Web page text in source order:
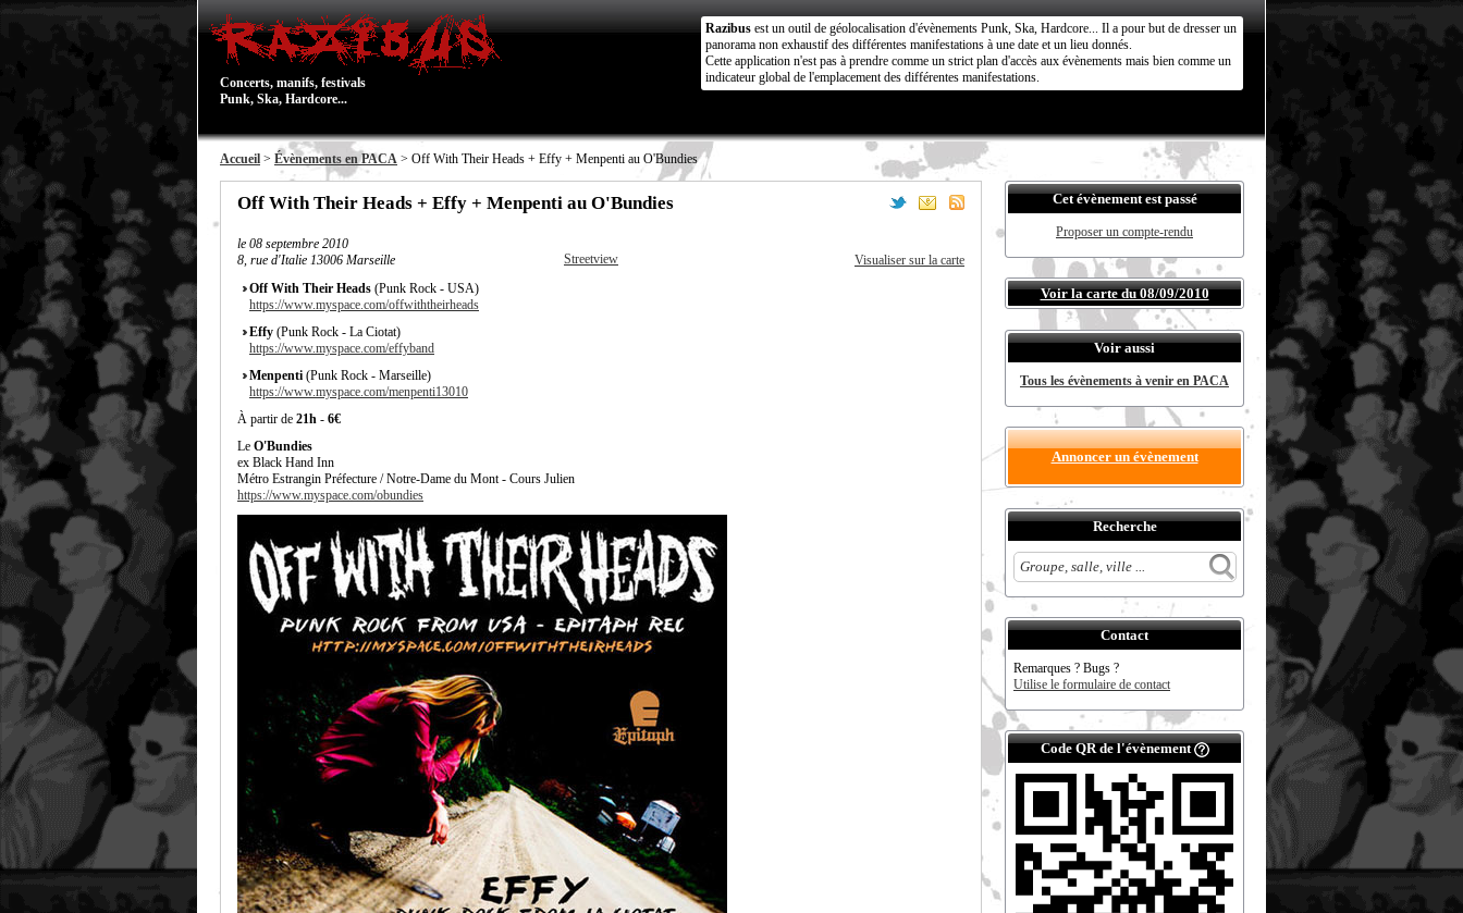
Concerts, manifs, festivals
Punk, Ska, Hardcore...
Razibus est un outil de géolocalisation d'évènements Punk, Ska, Hardcore... Il a pour but de dresser un
panorama non exhaustif des différentes manifestations à une date et un lieu donnés.
Cette application n'est pas à prendre comme un strict plan d'accès aux évènements mais bien comme un
indicateur global de l'emplacement des différentes manifestations.
Accueil > Évènements en PACA > Off With Their Heads + Effy + Menpenti au O'Bundies
Off With Their Heads + Effy + Menpenti au O'Bundies
le 08 septembre 2010
8, rue d'Italie 13006 Marseille
Streetview
Visualiser sur la carte
Off With Their Heads (Punk Rock - USA)
https://www.myspace.com/offwiththeirheads
Effy (Punk Rock - La Ciotat)
https://www.myspace.com/effyband
Menpenti (Punk Rock - Marseille)
https://www.myspace.com/menpenti13010
À partir de 21h - 6€
Le O'Bundies
ex Black Hand Inn
Métro Estrangin Préfecture / Notre-Dame du Mont - Cours Julien
https://www.myspace.com/obundies
Cet évènement est passé
Proposer un compte-rendu
Voir la carte du 08/09/2010
Voir aussi
Tous les évènements à venir en PACA
Annoncer un évènement
Recherche
Contact
Remarques ? Bugs ?
Utilise le formulaire de contact
Code QR de l'évènement